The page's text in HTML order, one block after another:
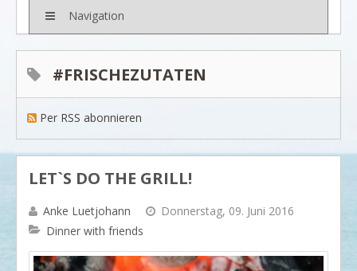
Gervasoni
Dash & Albert
Ilse Jacobsen
Artwood
PROJEKTE
SHOP
Legendäre Strandbars
Navigation
#FRISCHEZUTATEN
Per RSS abonnieren
LET`S DO THE GRILL!
Anke Luetjohann
Donnerstag, 09. Juni 2016
Dinner with friends